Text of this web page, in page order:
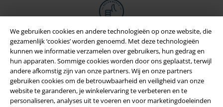
We gebruiken cookies en andere technologieën op onze website, die
gezamenlijk ‘cookies’ worden genoemd. Met deze technologieën
kunnen we informatie verzamelen over gebruikers, hun gedrag en
hun apparaten. Sommige cookies worden door ons geplaatst, terwijl
andere afkomstig zijn van onze partners. Wij en onze partners
gebruiken cookies om de betrouwbaarheid en veiligheid van onze
website te garanderen, je winkelervaring te verbeteren en te
personaliseren, analyses uit te voeren en voor marketingdoeleinden